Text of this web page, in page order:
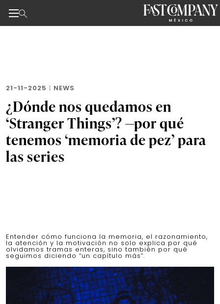
21-11-2025 | NEWS
¿Dónde nos quedamos en
‘Stranger Things’? —por qué
tenemos ‘memoria de pez’ para
las series
Entender cómo funciona la memoria, el razonamiento,
la atención y la motivación no solo explica por qué
olvidamos tramas enteras, sino también por qué
seguimos diciendo “un capítulo más”.